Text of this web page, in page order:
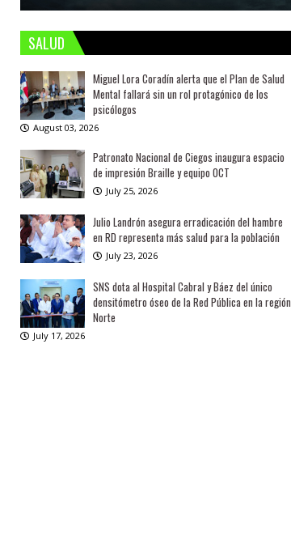
SALUD
Miguel Lora Coradín alerta que el Plan de Salud
Mental fallará sin un rol protagónico de los
psicólogos
August 03, 2026
Patronato Nacional de Ciegos inaugura espacio
de impresión Braille y equipo OCT
July 25, 2026
Julio Landrón asegura erradicación del hambre
en RD representa más salud para la población
July 23, 2026
SNS dota al Hospital Cabral y Báez del único
densitómetro óseo de la Red Pública en la región
Norte
July 17, 2026